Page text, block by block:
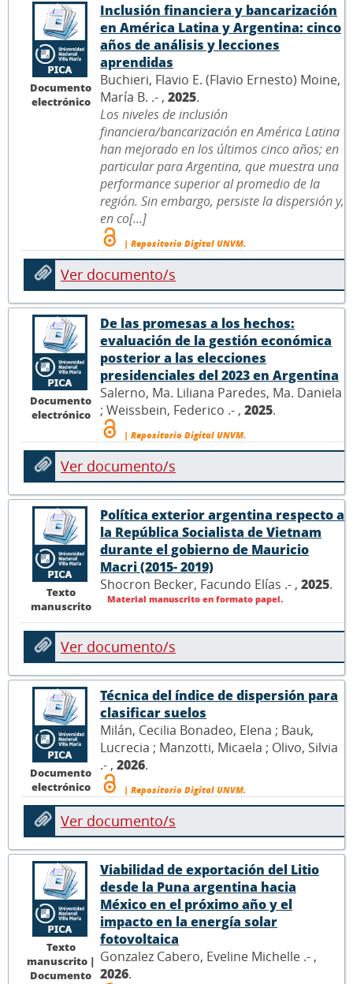
Documento
electrónico
Inclusión financiera y bancarización
en América Latina y Argentina: cinco
años de análisis y lecciones
aprendidas
Buchieri, Flavio E. (Flavio Ernesto) Moine,
María B. .- , 2025.
Los niveles de inclusión
financiera/bancarización en América Latina
han mejorado en los últimos cinco años; en
particular para Argentina, que muestra una
performance superior al promedio de la
región. Sin embargo, persiste la dispersión y,
en co[...]
| Repositorio Digital UNVM.
Ver documento/s
Documento
electrónico
De las promesas a los hechos:
evaluación de la gestión económica
posterior a las elecciones
presidenciales del 2023 en Argentina
Salerno, Ma. Liliana Paredes, Ma. Daniela
; Weissbein, Federico .- , 2025.
| Repositorio Digital UNVM.
Ver documento/s
Texto
manuscrito
Política exterior argentina respecto a
la República Socialista de Vietnam
durante el gobierno de Mauricio
Macri (2015- 2019)
Shocron Becker, Facundo Elías .- , 2025.
Material manuscrito en formato papel.
Ver documento/s
Documento
electrónico
Técnica del índice de dispersión para
clasificar suelos
Milán, Cecilia Bonadeo, Elena ; Bauk,
Lucrecia ; Manzotti, Micaela ; Olivo, Silvia
.- , 2026.
| Repositorio Digital UNVM.
Ver documento/s
Texto
manuscrito |
Documento
Viabilidad de exportación del Litio
desde la Puna argentina hacia
México en el próximo año y el
impacto en la energía solar
fotovoltaica
Gonzalez Cabero, Eveline Michelle .- ,
2026.